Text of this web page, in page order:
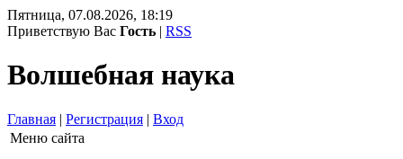
Пятница, 07.08.2026, 18:19
Приветствую Вас Гость | RSS
Волшебная наука
Главная | Регистрация | Вход
Меню сайта